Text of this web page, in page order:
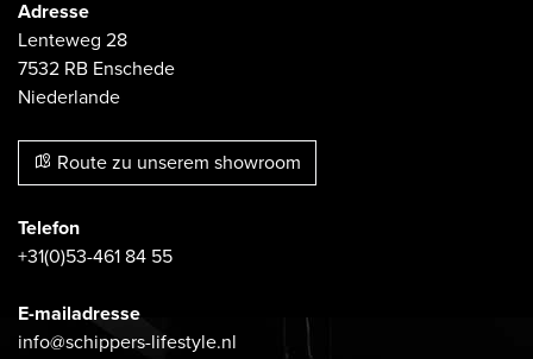
Adresse
Lenteweg 28
7532 RB Enschede
Niederlande
Route zu unserem showroom
Telefon
+31(0)53-461 84 55
E-mailadresse
info@schippers-lifestyle.nl